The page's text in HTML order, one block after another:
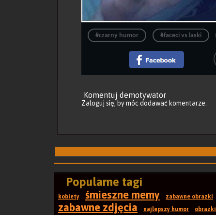
#czarny humor #faceci vs laski
Komentuj demotywator
Zaloguj się, by móc dodawać komentarze.
Popularne tagi
kobiety śmieszne memy zabawne obrazki
zabawne zdjęcia najlepszy humor obrazki